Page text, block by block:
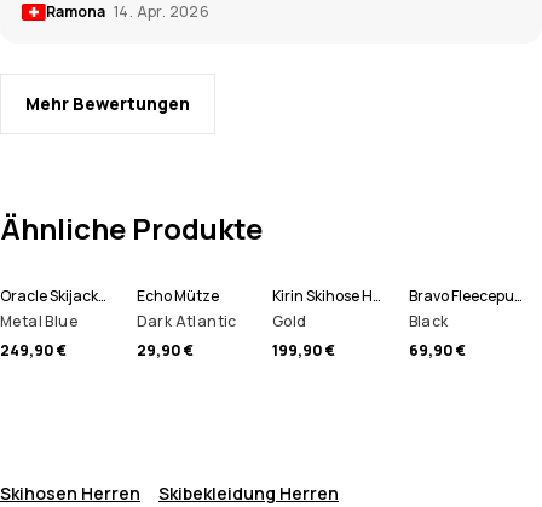
Ramona 14. Apr. 2026
Mehr Bewertungen
Ähnliche Produkte
Oracle Skijacke Herren
Metal Blue
249,90 €
Echo Mütze
Dark Atlantic
29,90 €
Kirin Skihose Herren
Gold
199,90 €
Bravo Fleecepullover Herren
Black
69,90 €
Skihosen Herren Skibekleidung Herren